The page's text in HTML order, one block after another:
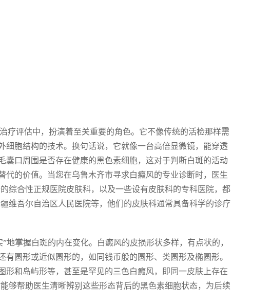
疗评估中，扮演着至关重要的角色。它不像传统的活检那样需
胞结构的技术。换句话说，它就像一台高倍显微镜，能穿透
口周围是否存在健康的黑色素细胞，这对于判断白斑的活动
的价值。当您在乌鲁木齐市寻求白癜风的专业诊断时，医生
综合性正规医院皮肤科，以及一些设有皮肤科的专科医院，都
维吾尔自治区人民医院等，他们的皮肤科通常具备科学的诊疗
地掌握白斑的内在变化。白癜风的皮损形状多样，有点状的，
圆形或近似圆形的，如同钱币般的圆形、类圆形及椭圆形。
和岛屿形等，甚至是罕见的三色白癜风，即同一皮肤上存在
够帮助医生清晰辨别这些形态背后的黑色素细胞状态，为后续